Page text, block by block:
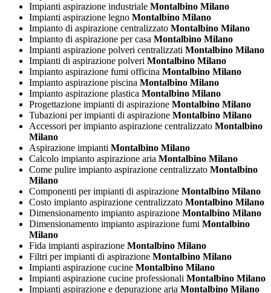
Impianti aspirazione industriale Montalbino Milano
Impianti aspirazione legno Montalbino Milano
Impianto di aspirazione centralizzato Montalbino Milano
Impianto di aspirazione per casa Montalbino Milano
Impianti aspirazione polveri centralizzati Montalbino Milano
Impianti di aspirazione polveri Montalbino Milano
Impianto aspirazione fumi officina Montalbino Milano
Impianto aspirazione piscina Montalbino Milano
Impianto aspirazione plastica Montalbino Milano
Progettazione impianti di aspirazione Montalbino Milano
Tubazioni per impianti di aspirazione Montalbino Milano
Accessori per impianto aspirazione centralizzato Montalbino
Milano
Aspirazione impianti Montalbino Milano
Calcolo impianto aspirazione aria Montalbino Milano
Come pulire impianto aspirazione centralizzato Montalbino
Milano
Componenti per impianti di aspirazione Montalbino Milano
Costo impianto aspirazione centralizzato Montalbino Milano
Dimensionamento impianto aspirazione Montalbino Milano
Dimensionamento impianto aspirazione fumi Montalbino
Milano
Fida impianti aspirazione Montalbino Milano
Filtri per impianti di aspirazione Montalbino Milano
Impianti aspirazione cucine Montalbino Milano
Impianti aspirazione cucine professionali Montalbino Milano
Impianti aspirazione e depurazione aria Montalbino Milano